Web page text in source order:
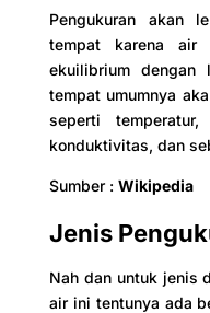
Pengukuran akan
tempat karena air
ekuilibrium dengan
tempat umumnya
seperti
konduktivitas, dan
Sumber : Wikipedia
Jenis
Nah dan untuk jenis
air ini tentunya ada